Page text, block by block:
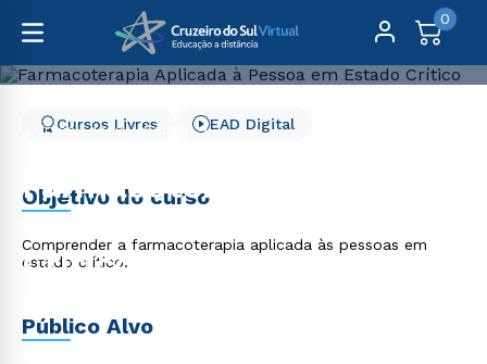
0
Cursos Livres
Saúde
Farmacoterapia Aplicada
à Pessoa em Estado
Crítico
Cursos Livres EAD Digital
Objetivo do curso
Comprender a farmacoterapia aplicada às pessoas em
estado crítico.
Público Alvo